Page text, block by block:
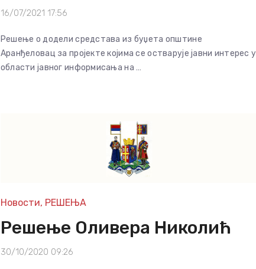
16/07/2021 17:56
Решење о додели средстава из буџета општине
Аранђеловац за пројекте којима се остварује јавни интерес у
области јавног информисања на …
Новости, РЕШЕЊА
Решење Оливера Николић
30/10/2020 09:26